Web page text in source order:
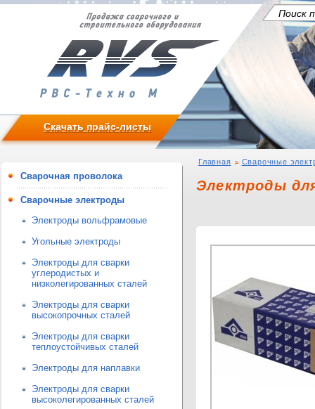
Скачать прайс-листы
Сварочная проволока
Сварочные электроды
Электроды вольфрамовые
Угольные электроды
Электроды для сварки
углеродистых и
низколегированных сталей
Электроды для сварки
высокопрочных сталей
Электроды для сварки
теплоустойчивых сталей
Электроды для наплавки
Электроды для сварки
высоколегированных сталей
Главная Сварочные
Электроды